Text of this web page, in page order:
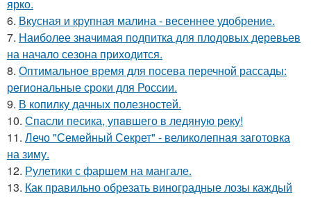
ярко.
6. Вкусная и крупная малина - весеннее удобрение.
7. Наиболее значимая подпитка для плодовых деревьев
на начало сезона приходится.
8. Оптимальное время для посева перечной рассады:
региональные сроки для России.
9. В копилку дачных полезностей.
10. Спасли песика, упaвшего в ледяную рeку!
11. Лечо "Семейный Секрет" - великолепная заготовка
на зиму.
12. Рулетики с фаршем на мангале.
13. Как правильно обрезать виноградные лозы каждый